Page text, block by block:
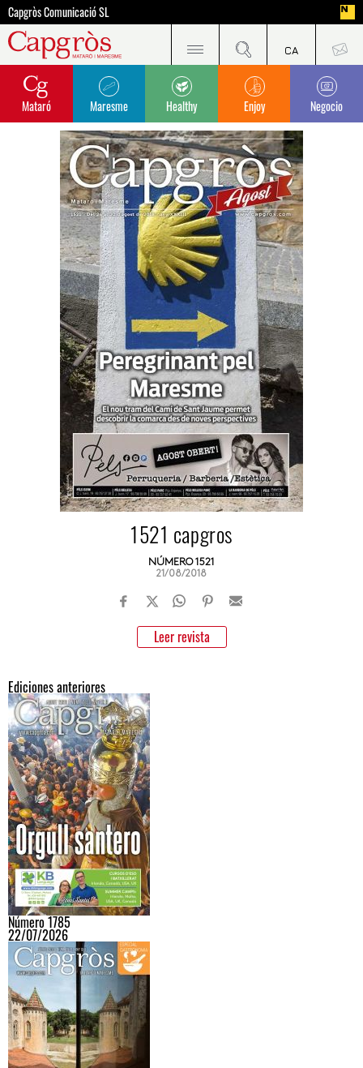
Capgròs Comunicació SL
Mataró Maresme Healthy Enjoy Negocio
1521 capgros
NÚMERO 1521
21/08/2018
Leer revista
Ediciones anteriores
Número 1785
22/07/2026